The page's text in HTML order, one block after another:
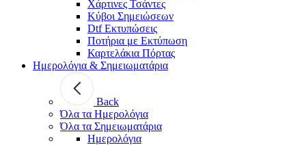
Χάρτινες Τσάντες
Κύβοι Σημειώσεων
Dtf Εκτυπώσεις
Ποτήρια με Εκτύπωση
Καρτελάκια Πόρτας
Ημερολόγια & Σημειωματάρια
Back
Όλα τα Ημερολόγια
Όλα τα Σημειωματάρια
Ημερολόγια